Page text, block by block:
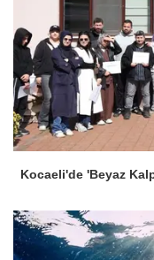
Kocaeli'de 'Beyaz